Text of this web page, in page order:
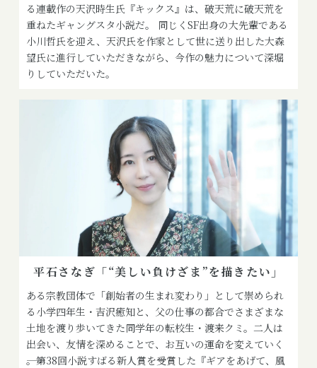
る連載作の天沢時生氏『キックス』は、破天荒に破天荒を
重ねたギャングスタ小説だ。 同じくSF出身の大先輩である
小川哲氏を迎え、天沢氏を作家として世に送り出した大森
望氏に進行していただきながら、今作の魅力について深堀
りしていただいた。
平石さなぎ「“美しい負けざま”を描きたい」
ある宗教団体で「創始者の生まれ変わり」として崇められ
る小学四年生・吉沢癒知と、父の仕事の都合でさまざまな
土地を渡り歩いてきた同学年の転校生・渡来クミ。二人は
出会い、友情を深めることで、お互いの運命を変えていく
――。第38回小説すばる新人賞を受賞した『ギアをあげて、風